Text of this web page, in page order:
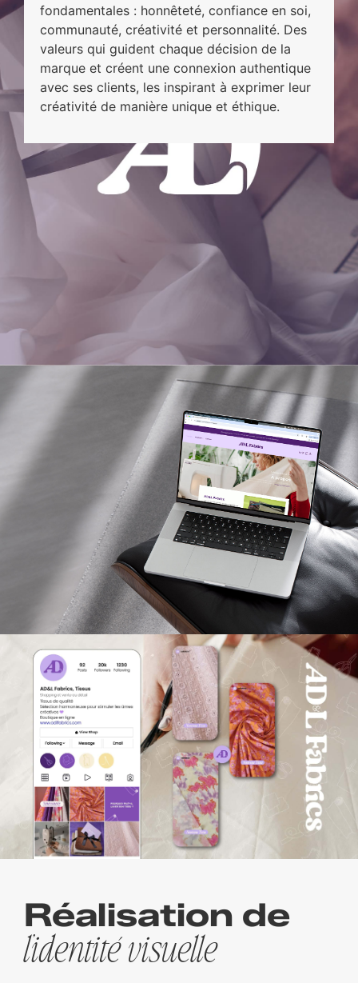
fondamentales : honnêteté, confiance en soi,
communauté, créativité et personnalité. Des
valeurs qui guident chaque décision de la
marque et créent une connexion authentique
avec ses clients, les inspirant à exprimer leur
créativité de manière unique et éthique.
Réalisation de
l’identité visuelle